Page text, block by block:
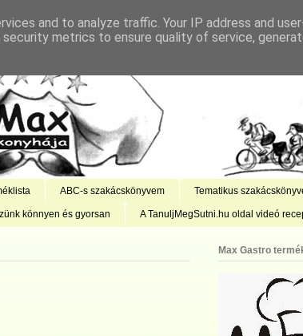
ABC-s szakácskönyvem Tematikus
könnyen és gyorsan A TanuljMegSutni.hu oldal videó
Max Gastro
and to analyze traffic. Your IP address and
metrics to ensure quality of service,